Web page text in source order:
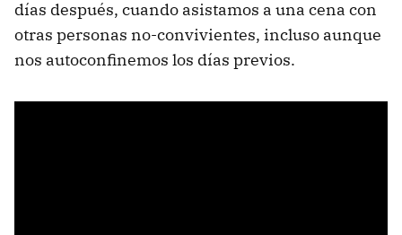
días después, cuando asistamos a una cena con
otras personas no-convivientes, incluso aunque
nos autoconfinemos los días previos.